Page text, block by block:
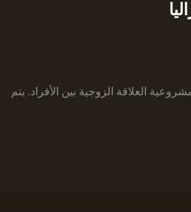
العلاقة الزوجية بين الأفراد. يتم